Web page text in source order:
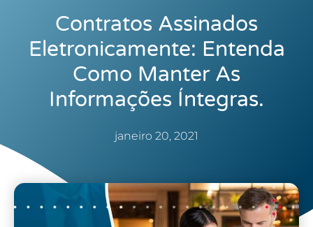
Contratos Assinados
Eletronicamente: Entenda
Como Manter As
Informações Íntegras.
janeiro 20, 2021